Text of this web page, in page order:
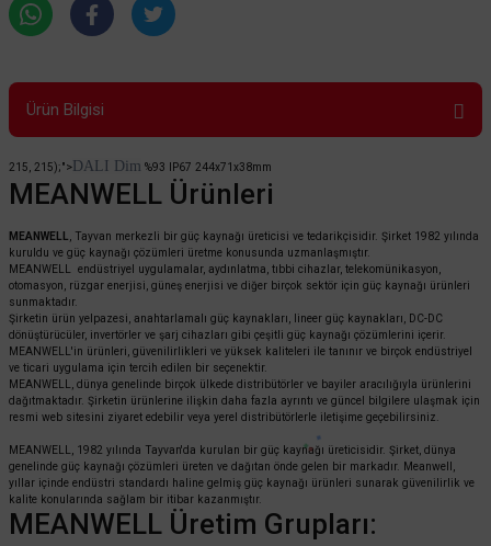
Ürün Bilgisi
215, 215);"> DALI Dim %93 IP67 244x71x38mm
MEANWELL Ürünleri
MEANWELL, Tayvan merkezli bir güç kaynağı üreticisi ve tedarikçisidir. Şirket 1982 yılında
kuruldu ve güç kaynağı çözümleri üretme konusunda uzmanlaşmıştır.
MEANWELL endüstriyel uygulamalar, aydınlatma, tıbbi cihazlar, telekomünikasyon,
otomasyon, rüzgar enerjisi, güneş enerjisi ve diğer birçok sektör için güç kaynağı ürünleri
sunmaktadır.
Şirketin ürün yelpazesi, anahtarlamalı güç kaynakları, lineer güç kaynakları, DC-DC
dönüştürücüler, invertörler ve şarj cihazları gibi çeşitli güç kaynağı çözümlerini içerir.
MEANWELL'in ürünleri, güvenilirlikleri ve yüksek kaliteleri ile tanınır ve birçok endüstriyel
ve ticari uygulama için tercih edilen bir seçenektir.
MEANWELL, dünya genelinde birçok ülkede distribütörler ve bayiler aracılığıyla ürünlerini
dağıtmaktadır. Şirketin ürünlerine ilişkin daha fazla ayrıntı ve güncel bilgilere ulaşmak için
resmi web sitesini ziyaret edebilir veya yerel distribütörlerle iletişime geçebilirsiniz.
MEANWELL, 1982 yılında Tayvan'da kurulan bir güç kaynağı üreticisidir. Şirket, dünya
genelinde güç kaynağı çözümleri üreten ve dağıtan önde gelen bir markadır. Meanwell,
yıllar içinde endüstri standardı haline gelmiş güç kaynağı ürünleri sunarak güvenilirlik ve
kalite konularında sağlam bir itibar kazanmıştır.
MEANWELL Üretim Grupları: